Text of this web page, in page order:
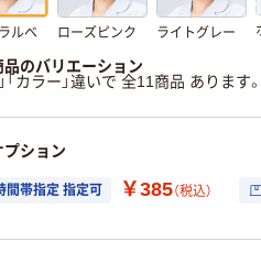
ルベ
ローズピンク ライトグレー
品のバリエーション
「カラー」違いで 全11商品 あります。
プション
間帯指定 指定可 ￥385（税込）